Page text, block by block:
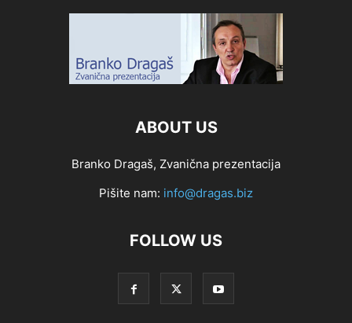
ABOUT US
Branko Dragaš, Zvanična prezentacija
Pišite nam: info@dragas.biz
FOLLOW US